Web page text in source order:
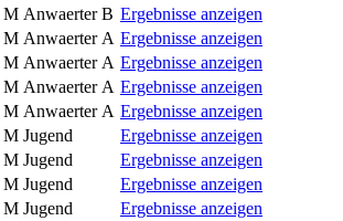
M Anwaerter B Ergebnisse anzeigen
M Anwaerter A Ergebnisse anzeigen
M Anwaerter A Ergebnisse anzeigen
M Anwaerter A Ergebnisse anzeigen
M Anwaerter A Ergebnisse anzeigen
M Jugend
Ergebnisse anzeigen
M Jugend
Ergebnisse anzeigen
M Jugend
Ergebnisse anzeigen
M Jugend
Ergebnisse anzeigen